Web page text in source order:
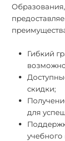
Образования,
Гибкий
скидки;
для
учебного